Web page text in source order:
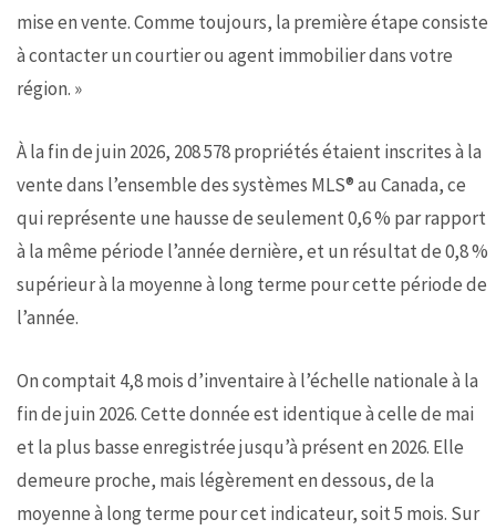
mise en vente. Comme toujours, la première étape consiste
à contacter un courtier ou agent immobilier dans votre
région. »
À la fin de juin 2026, 208 578 propriétés étaient inscrites à la
vente dans l’ensemble des systèmes MLS® au Canada, ce
qui représente une hausse de seulement 0,6 % par rapport
à la même période l’année dernière, et un résultat de 0,8 %
supérieur à la moyenne à long terme pour cette période de
l’année.
On comptait 4,8 mois d’inventaire à l’échelle nationale à la
fin de juin 2026. Cette donnée est identique à celle de mai
et la plus basse enregistrée jusqu’à présent en 2026. Elle
demeure proche, mais légèrement en dessous, de la
moyenne à long terme pour cet indicateur, soit 5 mois. Sur